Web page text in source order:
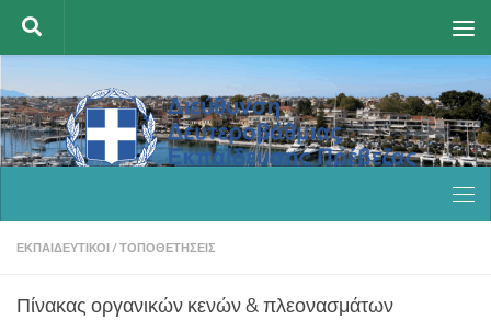
Skip to content
ΕΚΠΑΙΔΕΥΤΙΚΟΊ / ΤΟΠΟΘΕΤΉΣΕΙΣ
Πίνακας οργανικών κενών & πλεονασμάτων